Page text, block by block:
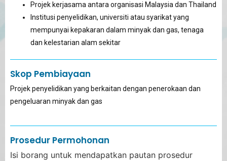
Projek kerjasama antara organisasi Malaysia dan Thailand
Institusi penyelidikan, universiti atau syarikat yang
mempunyai kepakaran dalam minyak dan gas, tenaga
dan kelestarian alam sekitar
Skop Pembiayaan
Projek penyelidikan yang berkaitan dengan penerokaan dan
pengeluaran minyak dan gas
Prosedur Permohonan
Isi borang untuk mendapatkan pautan prosedur